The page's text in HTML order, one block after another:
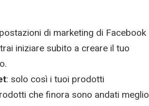
di marketing di Facebook
iniziare subito a creare il tuo
: solo così i tuoi prodotti
che finora sono andati meglio